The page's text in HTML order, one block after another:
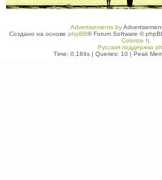
Advertisements by
Создано на основе phpBB® Forum Software ©
Colorize It.
Русская поддержка
Time: 0.184s| Queries: 10| Peak